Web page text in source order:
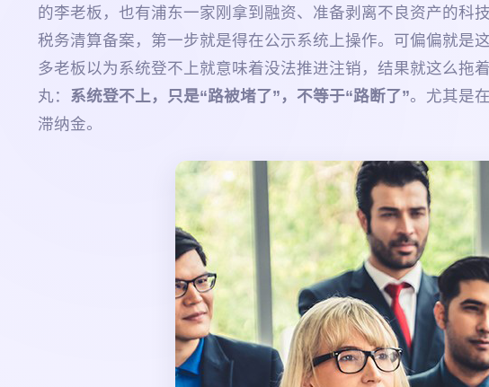
的李老板，也有浦东一家刚拿到融资、准备剥离不良资产的
税务清算备案，第一步就是得在公示系统上操作。可偏偏就是
多老板以为系统登不上就意味着没法推进注销，结果就这么拖
丸： 系统登不上，只是“路被堵了”，不等于“路断了”。尤其是
滞纳金。